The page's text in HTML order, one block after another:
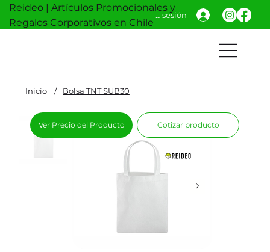
Reideo | Artículos Promocionales y
Regalos Corporativos en Chile
Iniciar sesión
Inicio / Bolsa TNT SUB30
Ver Precio del Producto Cotizar producto